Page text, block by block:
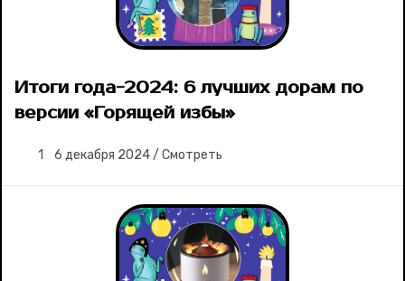
Итоги года-2024: 6 лучших дорам по
версии «Горящей избы»
1 6 декабря 2024/ Смотреть